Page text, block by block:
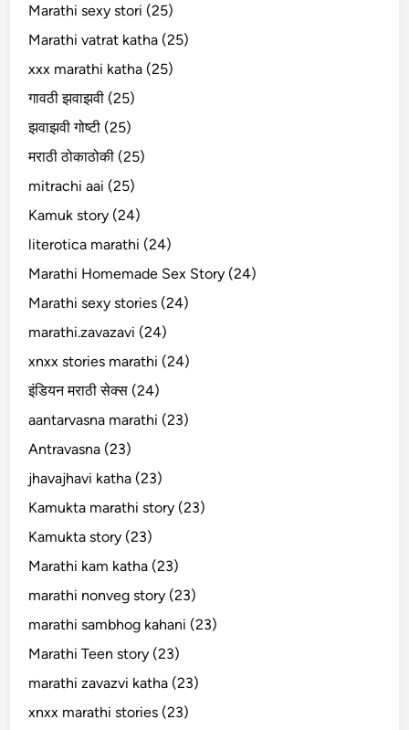
Marathi sexy stori (25)
Marathi vatrat katha (25)
xxx marathi katha (25)
गावठी झवाझवी (25)
झवाझवी गोष्टी (25)
मराठी ठोकाठोकी (25)
mitrachi aai (25)
Kamuk story (24)
literotica marathi (24)
Marathi Homemade Sex Story (24)
Marathi sexy stories (24)
marathi.zavazavi (24)
xnxx stories marathi (24)
इंडियन मराठी सेक्स (24)
aantarvasna marathi (23)
Antravasna (23)
jhavajhavi katha (23)
Kamukta marathi story (23)
Kamukta story (23)
Marathi kam katha (23)
marathi nonveg story (23)
marathi sambhog kahani (23)
Marathi Teen story (23)
marathi zavazvi katha (23)
xnxx marathi stories (23)